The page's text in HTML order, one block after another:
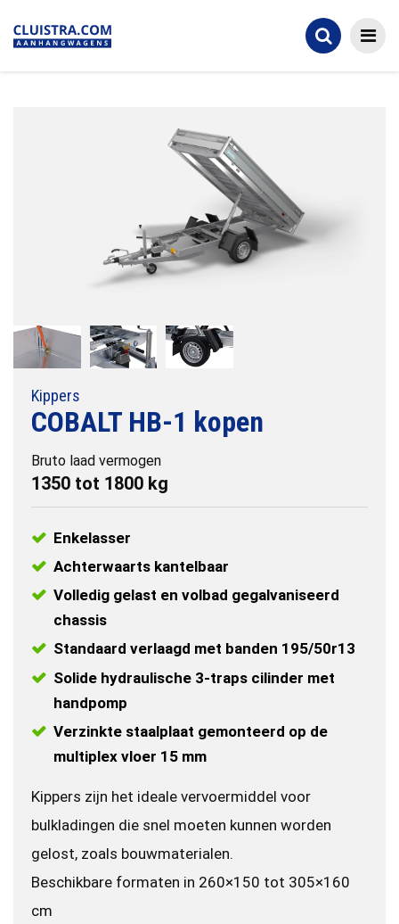
Kippers
COBALT HB-1 kopen
Bruto laad vermogen
1350 tot 1800 kg
Enkelasser
Achterwaarts kantelbaar
Volledig gelast en volbad gegalvaniseerd
chassis
Standaard verlaagd met banden 195/50r13
Solide hydraulische 3-traps cilinder met
handpomp
Verzinkte staalplaat gemonteerd op de
multiplex vloer 15 mm
Kippers zijn het ideale vervoermiddel voor
bulkladingen die snel moeten kunnen worden
gelost, zoals bouwmaterialen.
Beschikbare formaten in 260×150 tot 305×160
cm